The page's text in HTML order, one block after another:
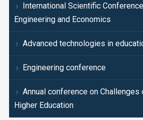
International Scientific
Engineering and Economics
Advanced technologies in
Engineering conference
Annual conference on Challenges
Higher Education